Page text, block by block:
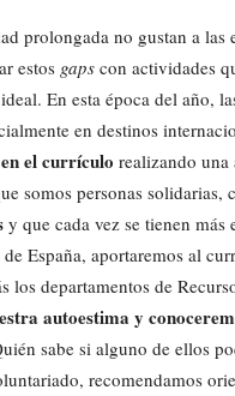
prolongada no gustan a las
estos gaps con actividades
En esta época del año,
en destinos
el currículo realizando
somos personas solidarias,
y que cada vez se tienen más
España, aportaremos al
los departamentos de
autoestima y
sabe si alguno de ellos
recomendamos